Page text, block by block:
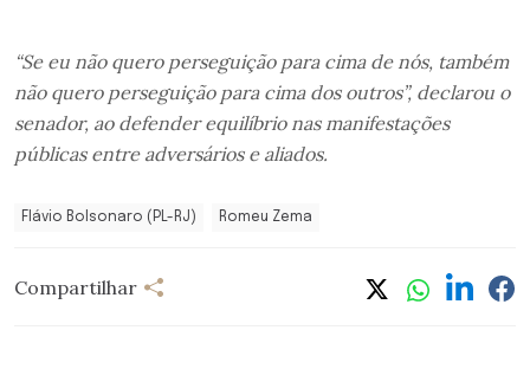
“Se eu não quero perseguição para cima de nós, também
não quero perseguição para cima dos outros”, declarou o
senador, ao defender equilíbrio nas manifestações
públicas entre adversários e aliados.
Flávio Bolsonaro (PL-RJ) Romeu Zema
Compartilhar